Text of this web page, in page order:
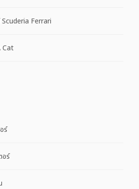
Ferrari
Cat
ร์
อร์